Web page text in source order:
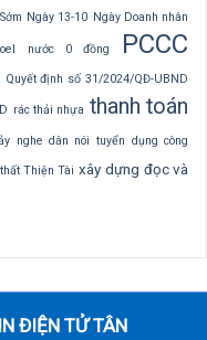
Ngày 13-10 Ngày Doanh nhân
nước 0 đồng PCCC
Quyết định số 31/2024/QĐ-UBND
rác thải nhựa thanh toán
nghe dân nói tuyển dụng công
Thiện Tài xây dựng đọc và
ĐIỆN TỬ TÂN